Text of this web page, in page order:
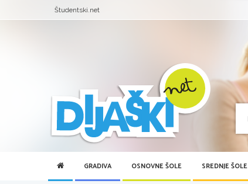
Študentski.net
GRADIVA OSNOVNE ŠOLE SREDNJE ŠOLE